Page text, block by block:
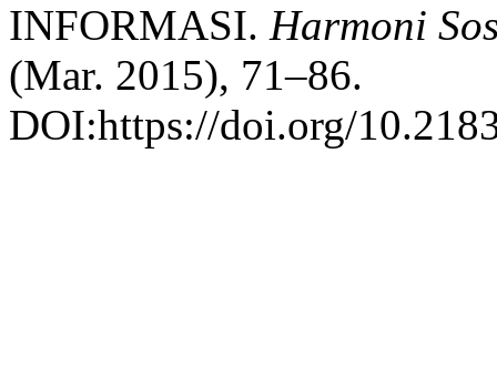
INFORMASI. Harmoni
(Mar. 2015), 71–86.
DOI:https://doi.org/